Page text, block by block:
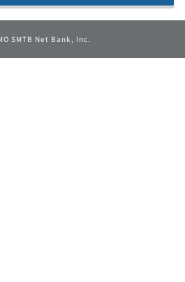
SMTB Net Bank, Inc.